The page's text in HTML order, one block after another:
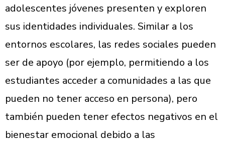
adolescentes jóvenes presenten y exploren
sus identidades individuales. Similar a los
entornos escolares, las redes sociales pueden
ser de apoyo (por ejemplo, permitiendo a los
estudiantes acceder a comunidades a las que
pueden no tener acceso en persona), pero
también pueden tener efectos negativos en el
bienestar emocional debido a las